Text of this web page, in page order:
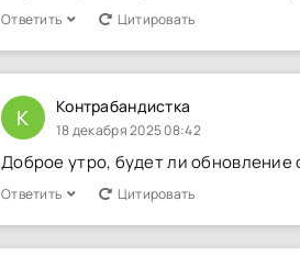
Ответить Цитировать
К Контрабандистка
18 декабря 2025 08:42
Доброе утро, будет ли обновление
Ответить Цитировать